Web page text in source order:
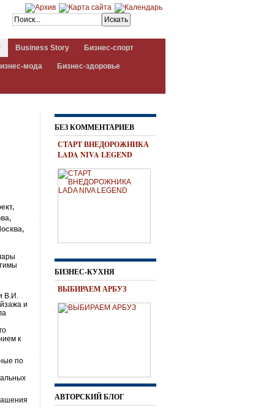
Business Story Бизнес-спорт
мода Бизнес-здоровье
В.И.
и
к
по
БЕЗ КОММЕНТАРИЕВ
СТАРТ ВНЕДОРОЖНИКА
LADA NIVA LEGEND
БИЗНЕС-КУХНЯ
ВЫБИРАЕМ АРБУЗ
АВТОРСКИЙ БЛОГ